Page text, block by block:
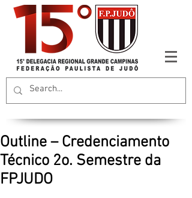
Outline – Credenciamento
Técnico 2o. Semestre da
FPJUDO